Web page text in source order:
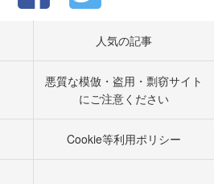
人気の記事
悪質な模倣・盗用・剽窃サイト
にご注意ください
Cookie等利用ポリシー